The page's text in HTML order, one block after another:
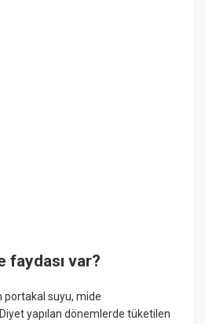
faydası var?
portakal suyu, mide
yapılan dönemlerde tüketilen